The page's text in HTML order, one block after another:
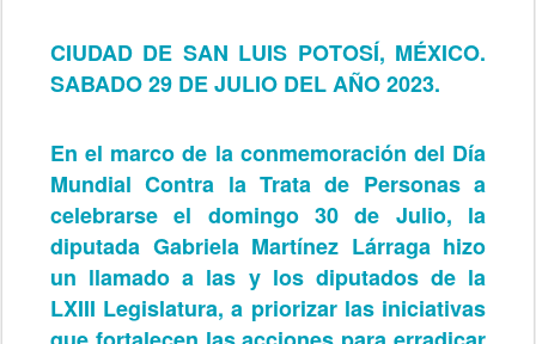
CIUDAD DE SAN LUIS POTOSÍ, MÉXICO.
SABADO 29 DE JULIO DEL AÑO 2023.
En el marco de la conmemoración del Día
Mundial Contra la Trata de Personas a
celebrarse el domingo 30 de Julio, la
diputada Gabriela Martínez Lárraga hizo
un llamado a las y los diputados de la
LXIII Legislatura, a priorizar las iniciativas